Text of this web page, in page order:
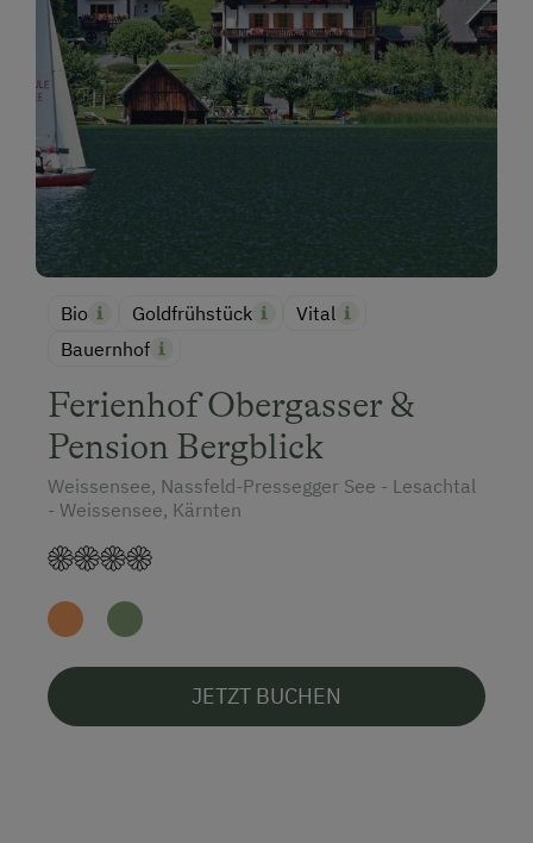
Bio Goldfrühstück
Vital
Bauernhof
Ferienhof Obergasser &
Pension Bergblick
Weissensee, Nassfeld-Pressegger See - Lesachtal
- Weissensee, Kärnten
JETZT BUCHEN